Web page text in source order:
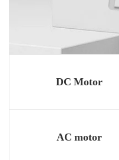
DC Motor
AC motor